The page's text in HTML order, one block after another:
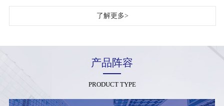
了解更多>
产品阵容
PRODUCT TYPE